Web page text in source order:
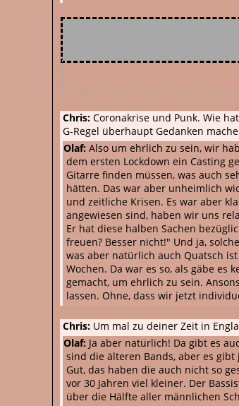
Chris: Coronakrise und Punk. Wie
G-Regel überhaupt Gedanken
Olaf: Also um ehrlich zu sein, wir
dem ersten Lockdown ein Casting
Gitarre finden müssen, was auch
hätten. Das war aber unheimlich
und zeitliche Krisen. Es war aber
angewiesen sind, haben wir uns
Er hat diese halben Sachen
freuen? Besser nicht!" Und ja,
was aber natürlich auch Quatsch
Wochen. Da war es so, als gäbe es
gemacht, um ehrlich zu sein.
lassen. Ohne, dass wir jetzt
Chris: Um mal zu deiner Zeit in
Olaf: Ja aber natürlich! Da gibt es
sind die älteren Bands, aber es
Gut, das haben die auch nicht so
vor 30 Jahren viel kleiner. Der
über die Hälfte aller männlichen